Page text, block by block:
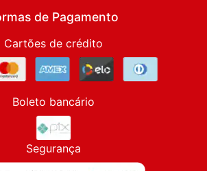
de Pagamento
Cartões de crédito
Boleto bancário
Segurança